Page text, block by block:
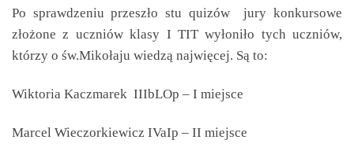
Po sprawdzeniu przeszło stu quizów jury konkursowe
złożone z uczniów klasy I TIT wyłoniło tych uczniów,
którzy o św.Mikołaju wiedzą najwięcej. Są to:
Wiktoria Kaczmarek IIIbLOp – I miejsce
Marcel Wieczorkiewicz IVaIp – II miejsce